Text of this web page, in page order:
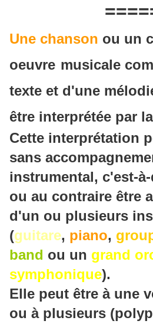
Une chanson ou un
oeuvre musicale
texte et d'une
être interprétée par
Cette interprétation
sans
instrumental, c'est-
ou au contraire être
d'un ou plusieurs
(guitare, piano,
band ou un grand
symphonique).
Elle peut être à une
ou à plusieurs